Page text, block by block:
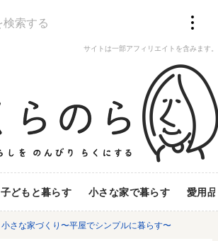
サイトは一部アフィリエイトを含みます。
子どもと暮らす 小さな家で暮らす 愛用品
小さな家づくり〜平屋でシンプルに暮らす〜